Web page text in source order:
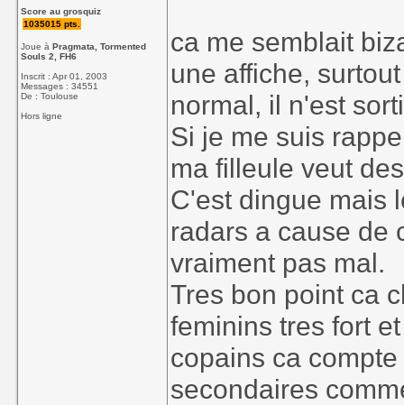
Score au grosquiz
1035015 pts.
Joue àPragmata, Tormented
Souls 2, FH6
Inscrit : Apr 01, 2003
Messages : 34551
De : Toulouse
Hors ligne
ca me semblait
une affiche,
normal, il n'est
Si je me suis
ma filleule veut
C'est dingue mais
radars a cause de
vraiment pas mal.
Tres bon point ca
feminins tres fort
copains ca
secondaires